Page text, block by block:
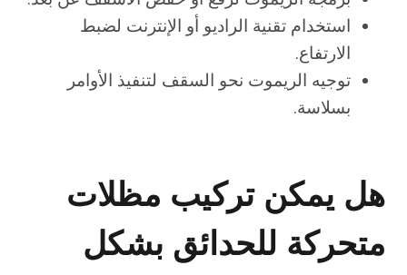
استخدام تقنية الراديو أو الإنترنت لضبط
الارتفاع.
توجيه الريموت نحو السقف لتنفيذ الأوامر
بسلاسة.
هل يمكن تركيب مظلات
متحركة للحدائق بشكل